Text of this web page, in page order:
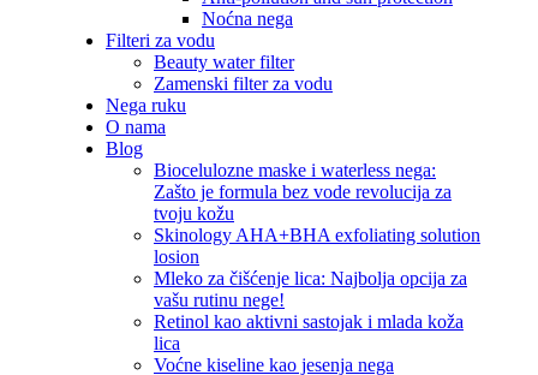
Noćna nega
Filteri za vodu
Beauty water filter
Zamenski filter za vodu
Nega ruku
O nama
Blog
Biocelulozne maske i waterless nega:
Zašto je formula bez vode revolucija za
tvoju kožu
Skinology AHA+BHA exfoliating solution
losion
Mleko za čišćenje lica: Najbolja opcija za
vašu rutinu nege!
Retinol kao aktivni sastojak i mlada koža
lica
Voćne kiseline kao jesenja nega